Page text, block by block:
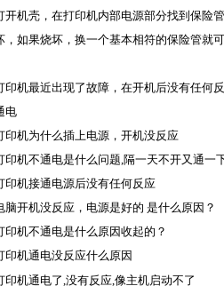
开机壳，在打印机内部电源部分找到保险
，如果烧坏，换一个基本相符的保险管就
印机最近出现了故障，在开机后没有任何
电
印机为什么插上电源，开机没反应
印机不通电是什么问题,隔一天不开又通一
印机接通电源后没有任何反应
脑开机没反应，电源是好的 是什么原因？
印机不通电是什么原因收起的？
印机通电没反应什么原因
印机通电了,没有反应,像主机启动不了